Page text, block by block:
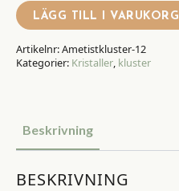
LÄGG TILL I VARUKORG
Artikelnr:Ametistkluster-12
Kategorier: Kristaller, kluster
Beskrivning
BESKRIVNING